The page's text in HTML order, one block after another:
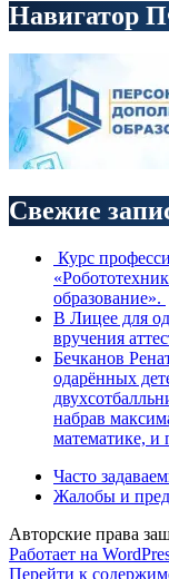
Навигатор
Свежие
Курс
образование».
В Лицее для
вручения
Бечканов
одарённых
набрав
математике, и
Часто
Жалобы и
Авторские права
Работает на
Перейти к